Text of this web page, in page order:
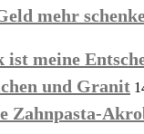
mehr
meine
und Granit
Zahnpasta-